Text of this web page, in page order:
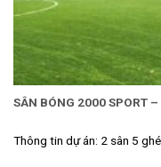
SÂN BÓNG 2000 SPORT
Thông tin dự án: 2 sân 5